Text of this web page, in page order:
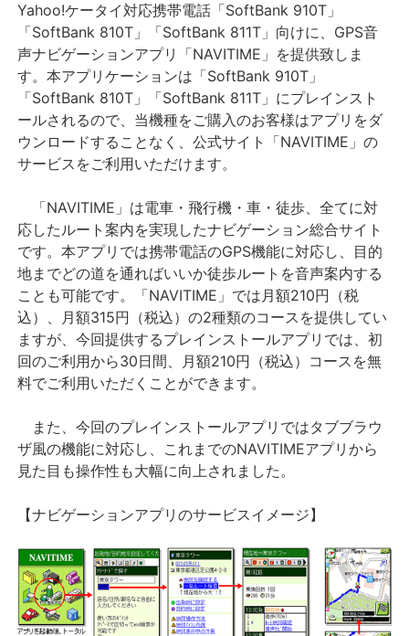
English
Yahoo!ケータイ対応携帯電話「SoftBank 910T」
「SoftBank 810T」「SoftBank 811T」向けに、GPS音
声ナビゲーションアプリ「NAVITIME」を提供致しま
す。本アプリケーションは「SoftBank 910T」
「SoftBank 810T」「SoftBank 811T」にプレインスト
ールされるので、当機種をご購入のお客様はアプリをダ
ウンロードすることなく、公式サイト「NAVITIME」の
サービスをご利用いただけます。
「NAVITIME」は電車・飛行機・車・徒歩、全てに対
応したルート案内を実現したナビゲーション総合サイト
です。本アプリでは携帯電話のGPS機能に対応し、目的
地までどの道を通ればいいか徒歩ルートを音声案内する
ことも可能です。「NAVITIME」では月額210円（税
込）、月額315円（税込）の2種類のコースを提供してい
ますが、今回提供するプレインストールアプリでは、初
回のご利用から30日間、月額210円（税込）コースを無
料でご利用いただくことができます。
また、今回のプレインストールアプリではタブブラウ
ザ風の機能に対応し、これまでのNAVITIMEアプリから
見た目も操作性も大幅に向上されました。
【ナビゲーションアプリのサービスイメージ】